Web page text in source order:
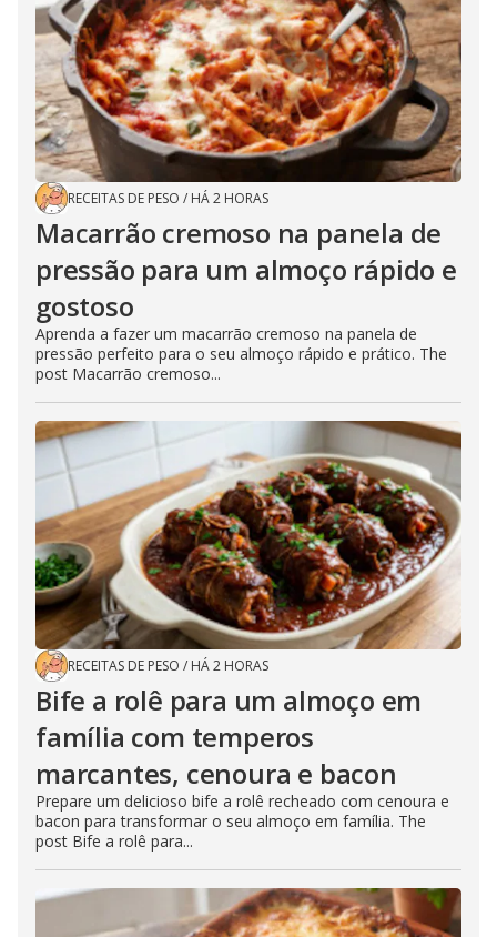
RECEITAS DE PESO / HÁ 2 HORAS
Macarrão cremoso na panela de
pressão para um almoço rápido e
gostoso
Aprenda a fazer um macarrão cremoso na panela de
pressão perfeito para o seu almoço rápido e prático. The
post Macarrão cremoso...
RECEITAS DE PESO / HÁ 2 HORAS
Bife a rolê para um almoço em
família com temperos
marcantes, cenoura e bacon
Prepare um delicioso bife a rolê recheado com cenoura e
bacon para transformar o seu almoço em família. The
post Bife a rolê para...